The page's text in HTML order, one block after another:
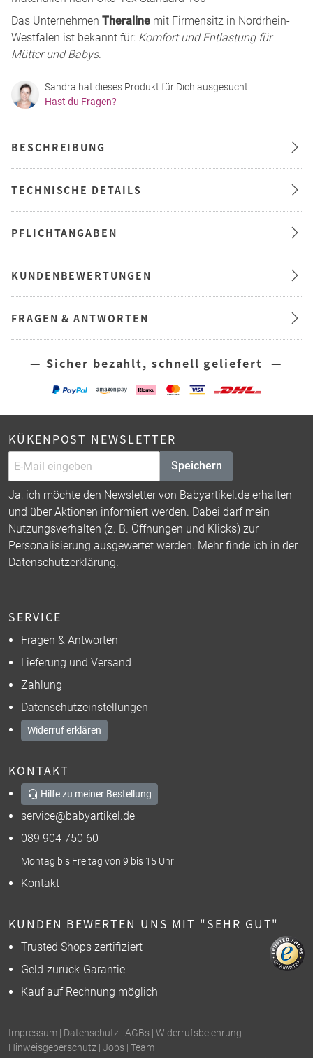
Das Unternehmen Theraline mit Firmensitz in Nordrhein-
Westfalen ist bekannt für: Komfort und Entlastung für
Mütter und Babys.
Sandra hat dieses Produkt für Dich ausgesucht.
Hast du Fragen?
BESCHREIBUNG
TECHNISCHE DETAILS
PFLICHTANGABEN
KUNDENBEWERTUNGEN
FRAGEN & ANTWORTEN
— Sicher bezahlt, schnell geliefert —
KÜKENPOST NEWSLETTER
Speichern
Ja, ich möchte den Newsletter von Babyartikel.de erhalten
und über Aktionen informiert werden. Dabei darf mein
Nutzungsverhalten (z. B. Öffnungen und Klicks) zur
Personalisierung ausgewertet werden. Mehr finde ich in der
Datenschutzerklärung.
SERVICE
Fragen & Antworten
Lieferung und Versand
Zahlung
Datenschutzeinstellungen
Widerruf erklären
KONTAKT
Hilfe zu meiner Bestellung
service@babyartikel.de
089 904 750 60
Montag bis Freitag von 9 bis 15 Uhr
Kontakt
KUNDEN BEWERTEN UNS MIT "SEHR GUT"
Trusted Shops zertifiziert
Geld-zurück-Garantie
Kauf auf Rechnung möglich
Impressum | Datenschutz | AGBs | Widerrufsbelehrung |
Hinweisgeberschutz | Jobs | Team